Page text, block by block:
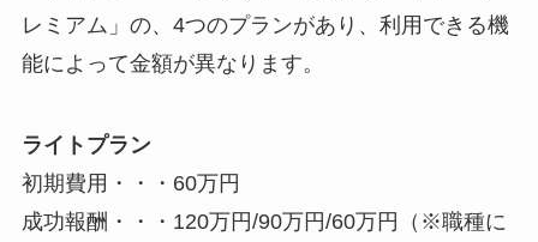
レミアム」の、4つのプランがあり、利用できる機
能によって金額が異なります。
ライトプラン
初期費用・・・60万円
成功報酬・・・120万円/90万円/60万円（※職種に